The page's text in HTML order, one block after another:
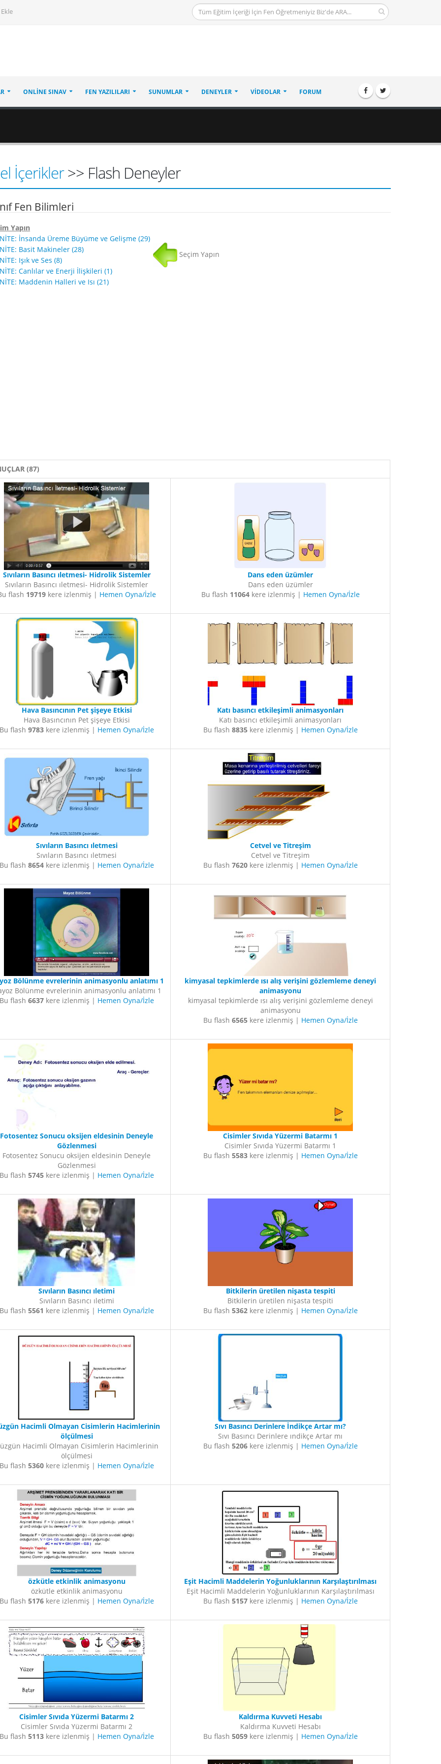
ONLINE SINAV FEN YAZILILARI SUNUMLAR DENEYLER VIDEOLAR FORUM
İçerikler>> Flash Deneyler
Fen Bilimleri
Yapın
1.ÜNİTE: İnsanda Üreme Büyüme ve Gelişme (29)
2.ÜNİTE: Basit Makineler (28)
Işık ve Ses (8)
5.ÜNİTE: Canlılar ve Enerji İlişkileri (1)
6.ÜNİTE: Maddenin Halleri ve Isı (21)
Seçim Yapın
(87)
Sıvıların Basıncı ıletmesi- Hidrolik Sistemler
Sıvıların Basıncı ıletmesi- Hidrolik Sistemler
flash 19719kere izlenmiş | Hemen Oyna/İzle
Dans eden üzümler
Dans eden üzümler
Bu flash 11064kere izlenmiş | Hemen Oyna/İzle
Hava Basıncının Pet şişeye Etkisi
Hava Basıncının Pet şişeye Etkisi
flash 9783kere izlenmiş | Hemen Oyna/İzle
Katı basıncı etkileşimli animasyonları
Katı basıncı etkileşimli animasyonları
Bu flash 8835kere izlenmiş | Hemen Oyna/İzle
Sıvıların Basıncı ıletmesi
Sıvıların Basıncı ıletmesi
flash 8654kere izlenmiş | Hemen Oyna/İzle
Cetvel ve Titreşim
Cetvel ve Titreşim
Bu flash 7620kere izlenmiş | Hemen Oyna/İzle
Bölünme evrelerinin animasyonlu anlatımı 1
Bölünme evrelerinin animasyonlu anlatımı 1
flash 6637kere izlenmiş | Hemen Oyna/İzle
kimyasal tepkimlerde ısı alış verişini gözlemleme deneyi
animasyonu
kimyasal tepkimlerde ısı alış verişini gözlemleme deneyi
animasyonu
Bu flash 6565kere izlenmiş | Hemen Oyna/İzle
Fotosentez Sonucu oksijen eldesinin Deneyle
Gözlenmesi
Fotosentez Sonucu oksijen eldesinin Deneyle
Gözlenmesi
flash 5745kere izlenmiş | Hemen Oyna/İzle
Cisimler Sıvıda Yüzermi Batarmı 1
Cisimler Sıvıda Yüzermi Batarmı 1
Bu flash 5583kere izlenmiş | Hemen Oyna/İzle
Sıvıların Basıncı ıletimi
Sıvıların Basıncı ıletimi
flash 5561 kere izlenmiş | Hemen Oyna/İzle
Bitkilerin üretilen nişasta tespiti
Bitkilerin üretilen nişasta tespiti
Bu flash 5362kere izlenmiş | Hemen Oyna/İzle
Hacimli Olmayan Cisimlerin Hacimlerinin
ölçülmesi
Hacimli Olmayan Cisimlerin Hacimlerinin
ölçülmesi
flash 5360kere izlenmiş | Hemen Oyna/İzle
Sıvı Basıncı Derinlere İndikçe Artar mı?
Sıvı Basıncı Derinlere ındikçe Artar mı
Bu flash 5206kere izlenmiş | Hemen Oyna/İzle
özkütle etkinlik animasyonu
özkütle etkinlik animasyonu
flash 5176kere izlenmiş | Hemen Oyna/İzle
Eşit Hacimli Maddelerin Yoğunluklarının Karşılaştırılması
Eşit Hacimli Maddelerin Yoğunluklarının Karşılaştırılması
Bu flash 5157kere izlenmiş | Hemen Oyna/İzle
Cisimler Sıvıda Yüzermi Batarmı 2
Cisimler Sıvıda Yüzermi Batarmı 2
flash 5113kere izlenmiş | Hemen Oyna/İzle
Kaldırma Kuvveti Hesabı
Kaldırma Kuvveti Hesabı
Bu flash 5059kere izlenmiş | Hemen Oyna/İzle